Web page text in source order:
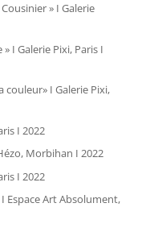
» I Galerie
I Galerie Pixi, Paris I
couleur» I Galerie Pixi,
I 2022
Morbihan I 2022
I 2022
Espace Art Absolument,